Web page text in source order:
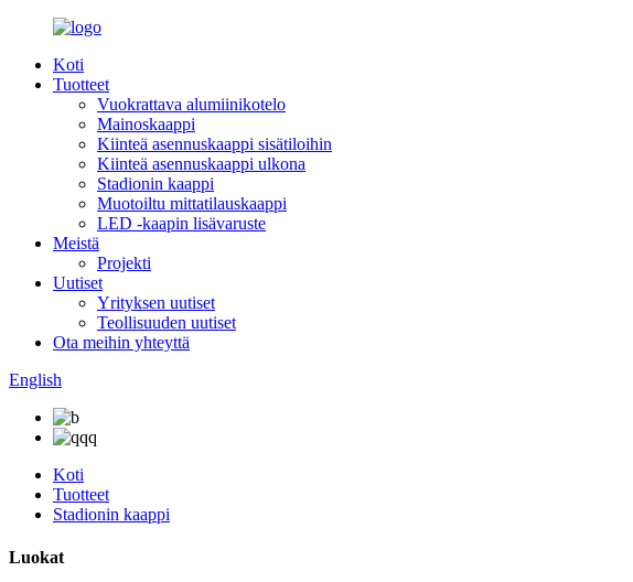
Koti
Tuotteet
Vuokrattava alumiinikotelo
Mainoskaappi
Kiinteä asennuskaappi sisätiloihin
Kiinteä asennuskaappi ulkona
Stadionin kaappi
Muotoiltu mittatilauskaappi
LED -kaapin lisävaruste
Meistä
Projekti
Uutiset
Yrityksen uutiset
Teollisuuden uutiset
Ota meihin yhteyttä
English
Koti
Tuotteet
Stadionin kaappi
Luokat